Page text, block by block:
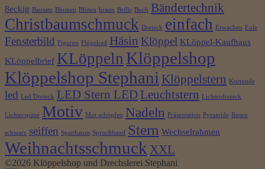
8eckig Bausatz Blumen Blüten braun Brille Buch Bändertechnik
Christbaumschmuck Dreieck einfach Erwachen Eule
Fensterbild Figuren Flügelrad Häsin Klöppel KLöppel-Kaufhaus
KLöppelbrief KLöppeln Klöppelshop
Klöppelshop Stephani Klöppelstern Kurrende
led Led Dreieck LED Stern LED Leuchtstern Lichterdreieck
Lichterspitze Motiv Mut schöpfen Nadeln Präsentation Pyramide Rosen
schwarz seiffen Spanbaum Spruchband Stern Wechselrahmen
Weihnachtsschmuck XXL
©2026 Klöppelshop und Drechslerei Stephani